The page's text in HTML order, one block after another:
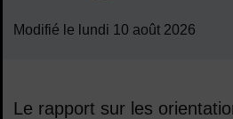
Modifié le lundi 10 août 2026
Le rapport sur les